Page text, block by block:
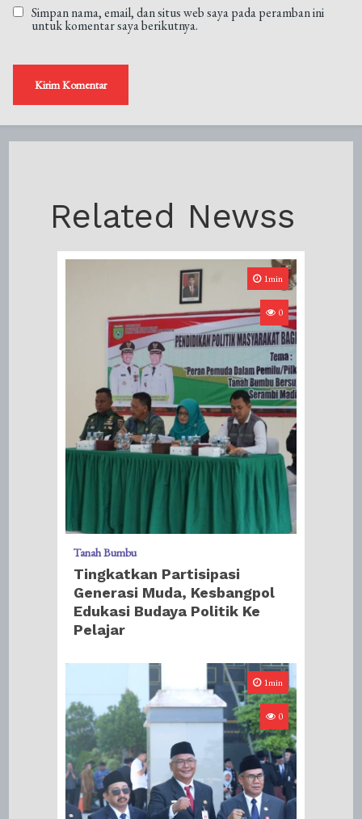
Simpan nama, email, dan situs web saya pada peramban ini
untuk komentar saya berikutnya.
Related Newss
1min
0
Tanah Bumbu
Tingkatkan Partisipasi
Generasi Muda, Kesbangpol
Edukasi Budaya Politik Ke
Pelajar
1min
0